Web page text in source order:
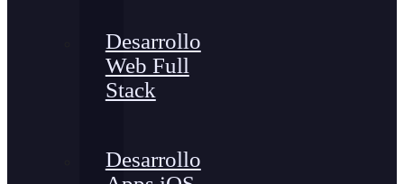
Desarrollo
Web Full
Stack
Desarrollo